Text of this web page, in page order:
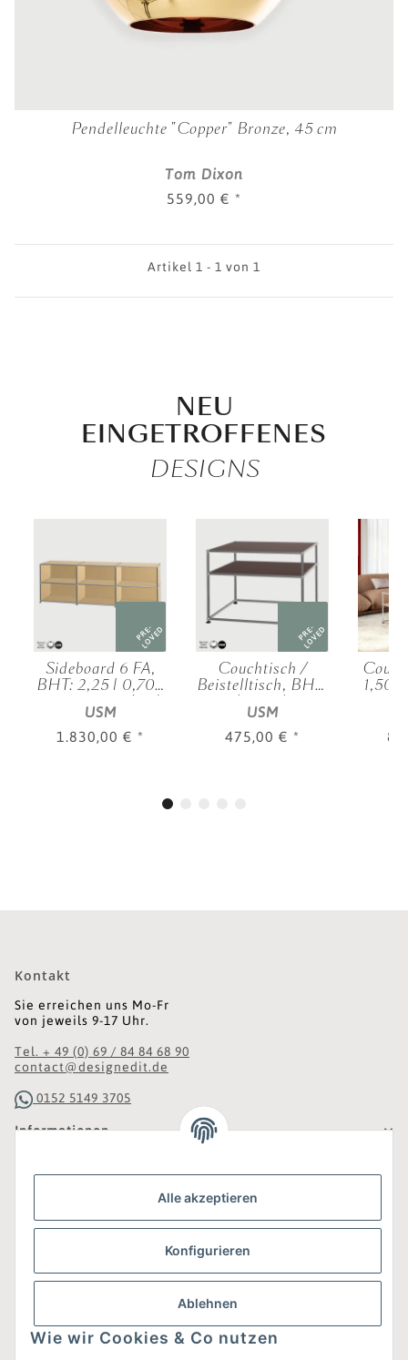
Alle akzeptieren
Konfigurieren
Ablehnen
Wie wir Cookies & Co nutzen
Pendelleuchte "Copper" Bronze, 45 cm
Tom Dixon
559,00 € *
Artikel 1 - 1 von 1
NEU
EINGETROFFENES
DESIGNS
PRE-
LOVED
Sideboard 6 FA,
BHT: 2,25 | 0,70 |
0,35 m, verschied.
Farben
USM
1.830,00 € *
PRE-
LOVED
Couchtisch /
Beistelltisch, BHT:
0,75 | 0,52 | 0,50
m, verschied.
Farben
USM
475,00 € *
1,50
Kontakt
Sie erreichen uns Mo-Fr
von jeweils 9-17 Uhr.
Tel. + 49 (0) 69 / 84 84 68 90
contact@designedit.de
0152 5149 3705
Informationen
Gesetzliche Informationen
Was ist DesignEdit_?
Eine Online-Boutique für individuelles Design.
Ausgewählte Designer-Möbel und Accessoires, neue und
gebrauchte Designklassiker, die Entdeckung
unbekannter Manufakturen und Interior-Schätze aus
aller Welt sowie ein Blogazine mit jeder Menge
Inspiration.